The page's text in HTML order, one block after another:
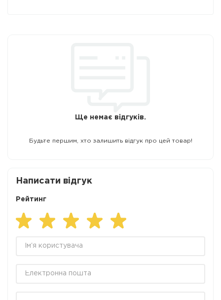
Ще немає відгуків.
Будьте першим, хто залишить відгук про цей товар!
Написати відгук
Рейтинг